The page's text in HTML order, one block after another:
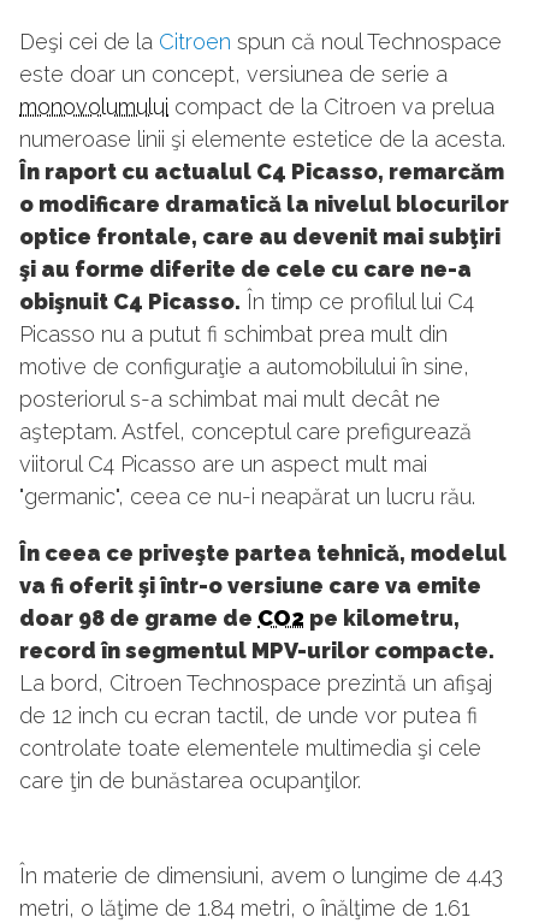
Deşi cei de la Citroen spun că noul Technospace
este doar un concept, versiunea de serie a
monovolumului compact de la Citroen va prelua
numeroase linii şi elemente estetice de la acesta.
În raport cu actualul C4 Picasso, remarcăm
o modificare dramatică la nivelul blocurilor
optice frontale, care au devenit mai subţiri
şi au forme diferite de cele cu care ne-a
obişnuit C4 Picasso. În timp ce profilul lui C4
Picasso nu a putut fi schimbat prea mult din
motive de configuraţie a automobilului în sine,
posteriorul s-a schimbat mai mult decât ne
aşteptam. Astfel, conceptul care prefigurează
viitorul C4 Picasso are un aspect mult mai
"germanic", ceea ce nu-i neapărat un lucru rău.
În ceea ce priveşte partea tehnică, modelul
va fi oferit şi într-o versiune care va emite
doar 98 de grame de CO2 pe kilometru,
record în segmentul MPV-urilor compacte.
La bord, Citroen Technospace prezintă un afişaj
de 12 inch cu ecran tactil, de unde vor putea fi
controlate toate elementele multimedia şi cele
care ţin de bunăstarea ocupanţilor.
În materie de dimensiuni, avem o lungime de 4.43
metri, o lăţime de 1.84 metri, o înălţime de 1.61